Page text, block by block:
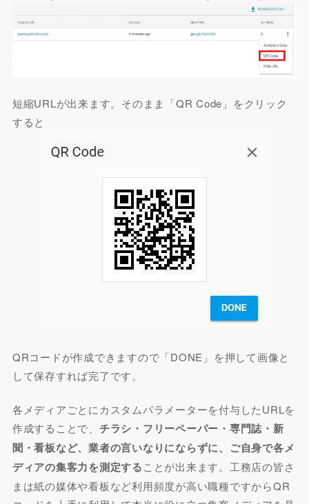
短縮URLが出来ます。そのまま「QR Code」をクリック
すると
QRコードが作成できますので「DONE」を押して画像と
して保存すれば完了です。
各メディアごとにカスタムパラメーターを付与したURLを
作成することで、 チラシ・フリーペーパー・専門誌・新
聞・看板など、業者の言いなりにならずに、ご自身で各メ
ディアの集客力を測定することが出来ます。工務店の皆さ
まは紙の媒体や看板など利用頻度が高い職種ですからQR